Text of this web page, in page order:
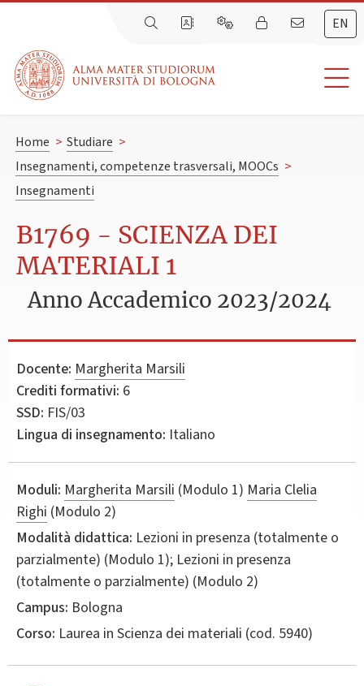
EN
Home > Studiare >
Insegnamenti, competenze trasversali, MOOCs >
Insegnamenti
B1769 - SCIENZA DEI
MATERIALI 1
Anno Accademico 2023/2024
Docente: Margherita Marsili
Crediti formativi: 6
SSD: FIS/03
Lingua di insegnamento: Italiano
Moduli: Margherita Marsili (Modulo 1) Maria Clelia
Righi (Modulo 2)
Modalità didattica: Lezioni in presenza (totalmente o
parzialmente) (Modulo 1); Lezioni in presenza
(totalmente o parzialmente) (Modulo 2)
Campus: Bologna
Corso: Laurea in Scienza dei materiali (cod. 5940)